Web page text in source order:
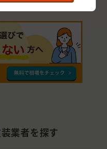
業者を探す